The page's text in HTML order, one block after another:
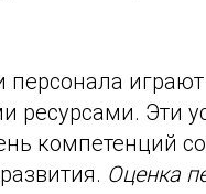
персонала
ресурсами. Эти
компетенций
Оценка